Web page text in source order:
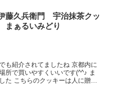
藤久兵衛門 宇治抹茶クッ
ぁるいみどり
も紹介されてましたね 京都内に
所で買いやすくいいです(^^♪ ま
た こちらのクッキーは人に贈る